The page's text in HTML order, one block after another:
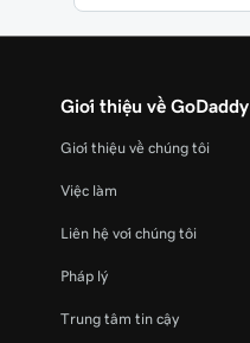
Giới thiệu về GoDaddy
Giới thiệu về chúng tôi
Việc làm
Liên hệ với chúng tôi
Pháp lý
Trung tâm tin cậy